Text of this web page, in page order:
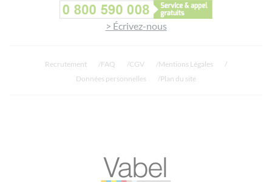
> Écrivez-nous
Recrutement FAQ CGV
Mentions Légales
Données personnelles
Plan du site